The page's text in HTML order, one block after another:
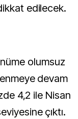
edilecek.
olumsuz
devam
4,2 ile Nisan
çıktı.